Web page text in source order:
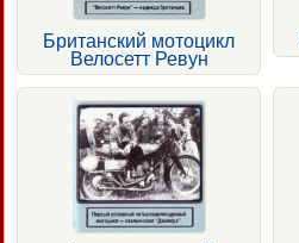
Британский мотоцикл
Велосетт Ревун